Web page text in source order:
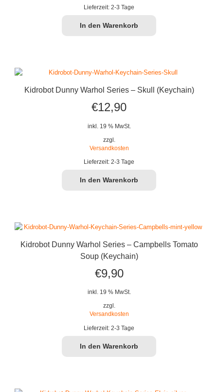
Lieferzeit: 2-3 Tage
In den Warenkorb
Kidrobot Dunny Warhol Series – Skull (Keychain)
€12,90
inkl. 19 % MwSt.
zzgl.
Versandkosten
Lieferzeit: 2-3 Tage
In den Warenkorb
Kidrobot Dunny Warhol Series – Campbells Tomato
Soup (Keychain)
€9,90
inkl. 19 % MwSt.
zzgl.
Versandkosten
Lieferzeit: 2-3 Tage
In den Warenkorb